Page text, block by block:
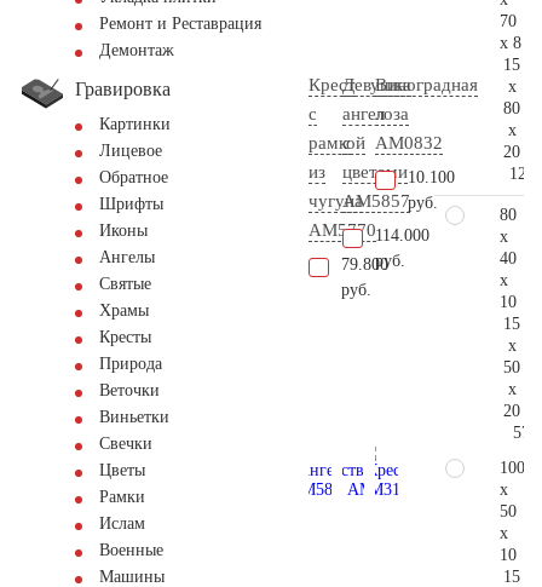
Ремонт и Реставрация
Демонтаж
Гравировка
Картинки
Лицевое
Обратное
Шрифты
Иконы
Ангелы
Святые
Храмы
Кресты
Природа
Веточки
Виньетки
Свечки
Цветы
Рамки
Ислам
Военные
Машины
Крест
с
рамкой
из
чугуна
AM5770
79.800
руб.
Девушка
ангел
с
цветами
AM5857
114.000
руб.
Виноградная
лоза
AM0832
10.100
руб.
70
x 8
15
x
80
x
20
80
x
40
x
10
15
x
50
x
20
100
x
50
x
10
15